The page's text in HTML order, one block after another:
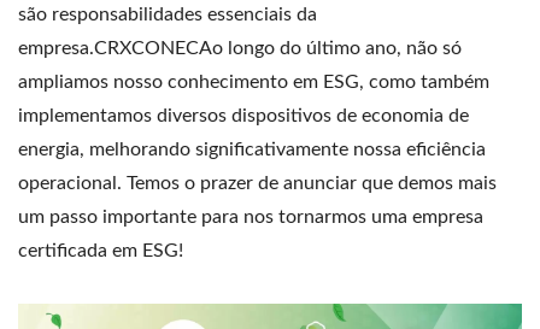
são responsabilidades essenciais da
empresa.CRXCONECAo longo do último ano, não só
ampliamos nosso conhecimento em ESG, como também
implementamos diversos dispositivos de economia de
energia, melhorando significativamente nossa eficiência
operacional. Temos o prazer de anunciar que demos mais
um passo importante para nos tornarmos uma empresa
certificada em ESG!